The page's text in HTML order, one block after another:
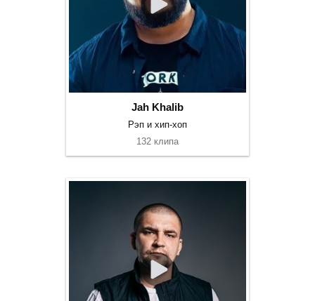
Jah Khalib
Рэп и хип-хоп
132 клипа